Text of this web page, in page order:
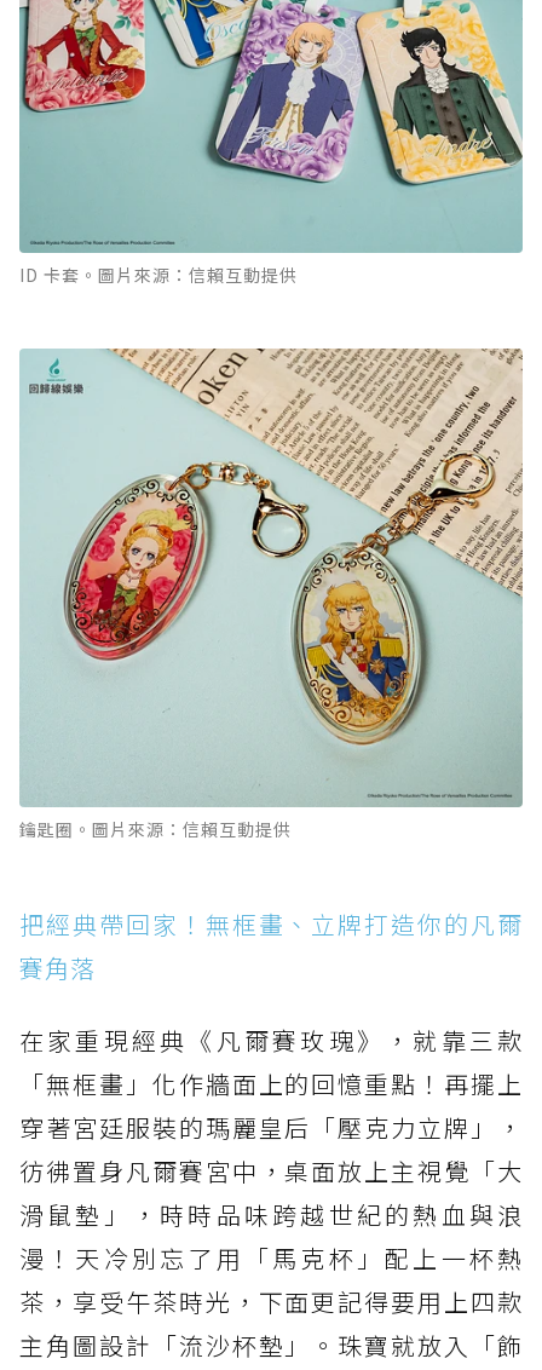
ID 卡套。圖片來源：信賴互動提供
鑰匙圈。圖片來源：信賴互動提供
把經典帶回家！無框畫、立牌打造你的凡爾
賽角落
在家重現經典《凡爾賽玫瑰》，就靠三款
「無框畫」化作牆面上的回憶重點！再擺上
穿著宮廷服裝的瑪麗皇后「壓克力立牌」，
彷彿置身凡爾賽宮中，桌面放上主視覺「大
滑鼠墊」，時時品味跨越世紀的熱血與浪
漫！天冷別忘了用「馬克杯」配上一杯熱
茶，享受午茶時光，下面更記得要用上四款
主角圖設計「流沙杯墊」。珠寶就放入「飾